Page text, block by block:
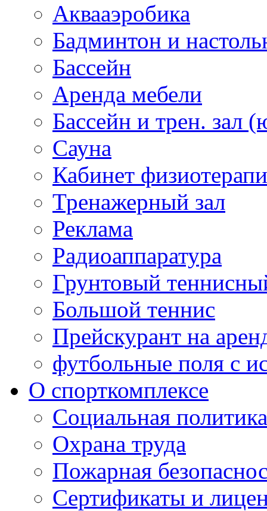
Аквааэробика
Бадминтон и
Бассейн
Аренда мебели
Бассейн и трен. зал
Сауна
Кабинет
Тренажерный зал
Реклама
Радиоаппаратура
Грунтовый
Большой теннис
Прейскурант на
футбольные поля с
О спорткомплексе
Социальная политика
Охрана труда
Пожарная
Сертификаты и